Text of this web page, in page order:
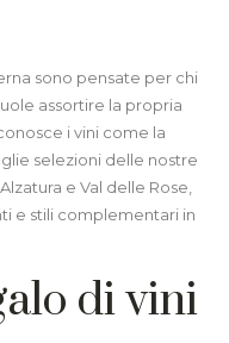
sono pensate per chi
assortire la propria
i vini come la
selezioni delle nostre
e Val delle Rose,
e stili complementari in
di vini